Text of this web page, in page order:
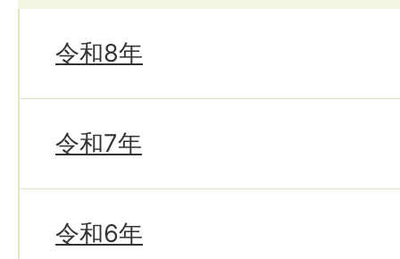
令和8年
令和7年
令和6年